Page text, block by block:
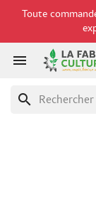
Toute

search